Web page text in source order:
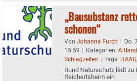
„Bausubstanz
schonen“
Von Johanna Furch | Do.
15:59 | Kategorien:
Schlagzeilen | Tags: HAAG
Bund Naturschutz lädt
Reichertsheim ein